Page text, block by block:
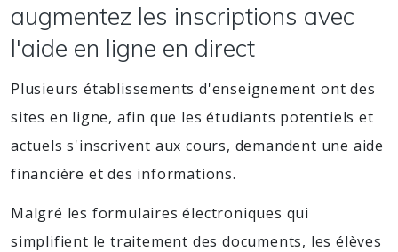
augmentez les inscriptions avec
l'aide en ligne en direct
Plusieurs établissements d'enseignement ont des
sites en ligne, afin que les étudiants potentiels et
actuels s'inscrivent aux cours, demandent une aide
financière et des informations.
Malgré les formulaires électroniques qui
simplifient le traitement des documents, les élèves